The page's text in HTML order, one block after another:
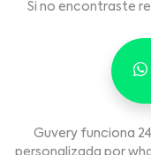
Si no encontraste
Guvery funciona
personalizada por